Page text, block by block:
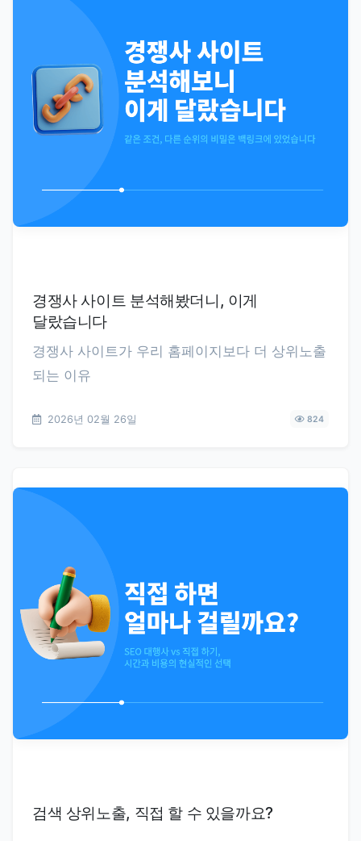
경쟁사 사이트 분석해봤더니, 이게
달랐습니다
경쟁사 사이트가 우리 홈페이지보다 더 상위노출
되는 이유
2026년 02월 26일 824
검색 상위노출, 직접 할 수 있을까요?